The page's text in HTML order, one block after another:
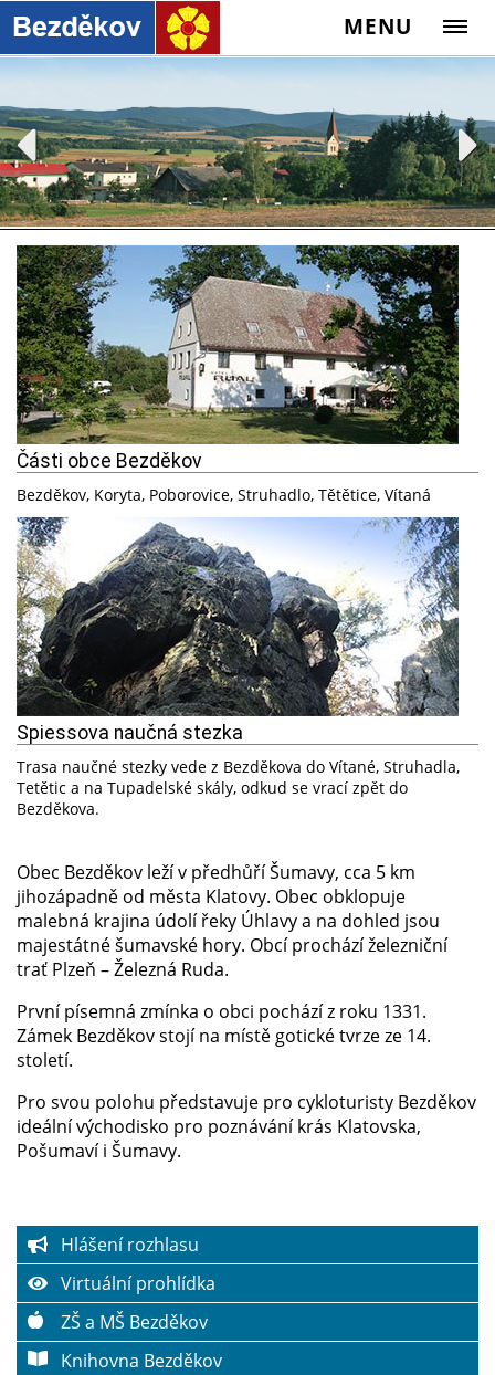
MENU
Části obce Bezděkov
Bezděkov, Koryta, Poborovice, Struhadlo, Tětětice, Vítaná
Spiessova naučná stezka
Trasa naučné stezky vede z Bezděkova do Vítané, Struhadla,
Tetětic a na Tupadelské skály, odkud se vrací zpět do
Bezděkova.
Obec Bezděkov leží v předhůří Šumavy, cca 5 km
jihozápadně od města Klatovy. Obec obklopuje
malebná krajina údolí řeky Úhlavy a na dohled jsou
majestátné šumavské hory. Obcí prochází železniční
trať Plzeň – Železná Ruda.
První písemná zmínka o obci pochází z roku 1331.
Zámek Bezděkov stojí na místě gotické tvrze ze 14.
století.
Pro svou polohu představuje pro cykloturisty Bezděkov
ideální východisko pro poznávání krás Klatovska,
Pošumaví i Šumavy.
Hlášení rozhlasu
Virtuální prohlídka
ZŠ a MŠ Bezděkov
Knihovna Bezděkov